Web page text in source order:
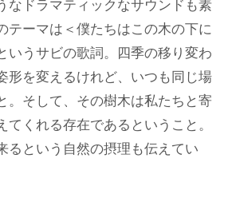
テーマは＜僕たちはこの木の下に
いうサビの歌詞。四季の移り変わ
形を変えるけれど、いつも同じ場
。そして、その樹木は私たちと寄
てくれる存在であるということ。
るという自然の摂理も伝えてい